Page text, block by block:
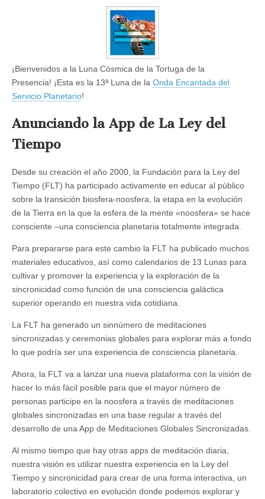
¡Bienvenidos a la Luna Cósmica de la Tortuga de la
Presencia! ¡Esta es la 13ª Luna de la Onda Encantada del
Servicio Planetario!
Anunciando la App de La Ley del
Tiempo
Desde su creación el año 2000, la Fundación para la Ley del
Tiempo (FLT) ha participado activamente en educar al público
sobre la transición biosfera-noosfera, la etapa en la evolución
de la Tierra en la que la esfera de la mente «noosfera» se hace
consciente –una consciencia planetaria totalmente integrada.
Para prepararse para este cambio la FLT ha publicado muchos
materiales educativos, así como calendarios de 13 Lunas para
cultivar y promover la experiencia y la exploración de la
sincronicidad como función de una consciencia galáctica
superior operando en nuestra vida cotidiana.
La FLT ha generado un sinnúmero de meditaciones
sincronizadas y ceremonias globales para explorar más a fondo
lo que podría ser una experiencia de consciencia planetaria.
Ahora, la FLT va a lanzar una nueva plataforma con la visión de
hacer lo más fácil posible para que el mayor número de
personas participe en la noosfera a través de meditaciones
globales sincronizadas en una base regular a través del
desarrollo de una App de Meditaciones Globales Sincronizadas.
Al mismo tiempo que hay otras apps de meditación diaria,
nuestra visión es utilizar nuestra experiencia en la Ley del
Tiempo y sincronicidad para crear de una forma interactiva, un
laboratorio colectivo en evolución donde podemos explorar y